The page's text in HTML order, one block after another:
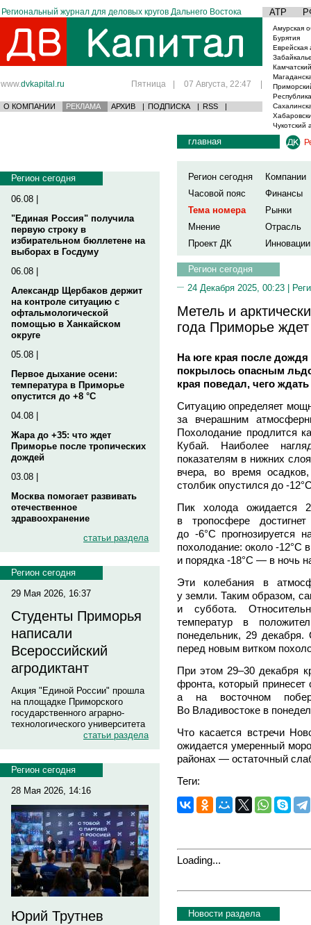
Региональный журнал для деловых кругов Дальнего Востока АТР
www.dvkapital.ru Пятница | 07 Августа, 22:47 |
О КОМПАНИИ РЕКЛАМА АРХИВ | ПОДПИСКА | RSS |
Амурская
Бурятия
Еврейская
Чукотский
Регион сегодня
06.08 |
"Единая Россия" получила
первую строку в
избирательном бюллетене на
выборах в Госдуму
06.08 |
Александр Щербаков держит
на контроле ситуацию с
офтальмологической
помощью в Ханкайском
округе
05.08 |
Первое дыхание осени:
температура в Приморье
опустится до +8 °C
04.08 |
Жара до +35: что ждет
Приморье после тропических
дождей
03.08 |
Москва помогает развивать
отечественное
здравоохранение
статьи раздела
Регион сегодня
29 Мая 2026, 16:37
Студенты Приморья
написали
Всероссийский
агродиктант
Акция "Единой России" прошла
на площадке Приморского
государственного аграрно-
технологического университета
статьи раздела
Регион сегодня
28 Мая 2026, 14:16
Юрий Трутнев
главная
Регион сегодня
Компании
Часовой пояс
Финансы
Тема номера
Рынки
Мнение
Отрасль
Проект ДК
Инновации
Регион сегодня
24 Декабря 2025, 00:23 |
Метель и
года Приморье
На юге края после дождя
покрылось опасным
края поведал, чего
Ситуацию определяет
за вчерашним
Похолодание продлится
Кубай. Наиболее
показателям в нижних
вчера, во время
столбик опустился до -
Пик холода ожидается
в тропосфере
до -6°C прогнозируется
похолодание: около -12°C
и порядка -18°C — в ночь
Эти колебания в
у земли. Таким образом,
и суббота.
температур в
понедельник, 29
перед новым витком
При этом 29–30 декабря
фронта, который
а на восточном
Во Владивостоке в
Что касается встречи
ожидается умеренный
районах — остаточный
Теги:
Loading...
Новости раздела